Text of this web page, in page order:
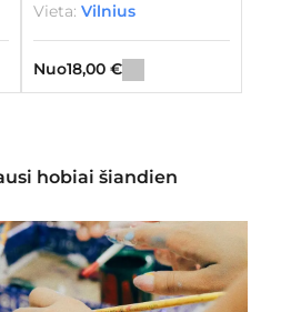
Vieta: Vilnius
Nuo18,00 €
hobiai šiandien